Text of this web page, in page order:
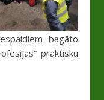
bagāto
praktisku